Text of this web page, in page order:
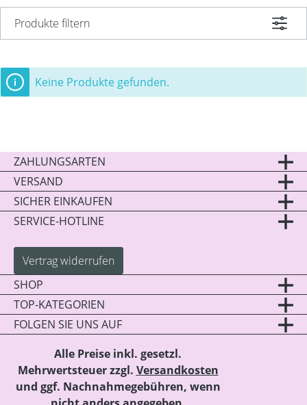
Produkte filtern
Keine Produkte gefunden.
ZAHLUNGSARTEN
VERSAND
SICHER EINKAUFEN
SERVICE-HOTLINE
Vertrag widerrufen
SHOP
TOP-KATEGORIEN
FOLGEN SIE UNS AUF
Alle Preise inkl. gesetzl.
Mehrwertsteuer zzgl. Versandkosten
und ggf. Nachnahmegebühren, wenn